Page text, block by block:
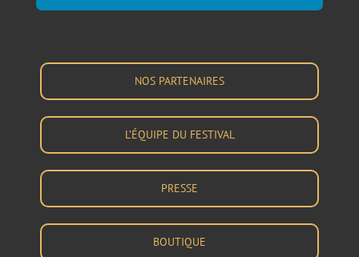
NOS PARTENAIRES
L’ÉQUIPE DU FESTIVAL
PRESSE
BOUTIQUE